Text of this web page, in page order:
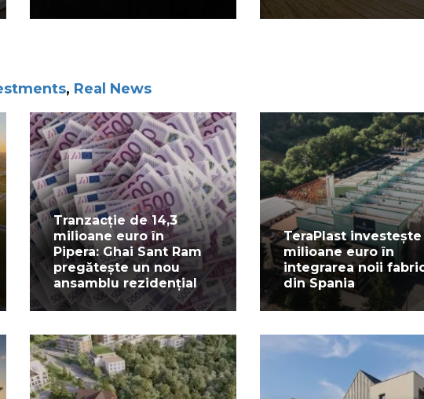
, Real News
Tranzacție de 14,3
milioane euro în
Pipera: Ghai Sant Ram
pregătește un nou
ansamblu rezidențial
TeraPlast
milioane euro în
integrarea noii
din Spania